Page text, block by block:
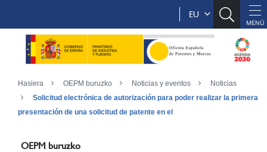
EU
Hasiera OEPM buruzko Noticias y eventos
Noticias
Solicitud electrónica de autorización para poder realizar la primera
presentación de una solicitud de patente en el
OEPM buruzko